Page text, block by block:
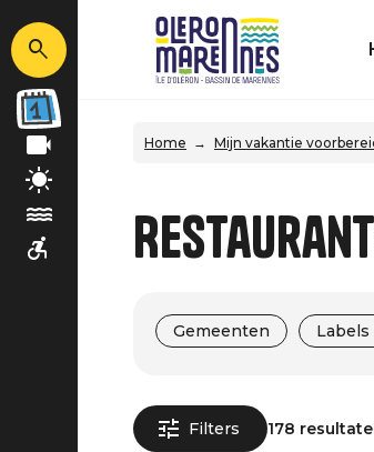
Home Mijn vakantie
Gemeenten
Filters 178